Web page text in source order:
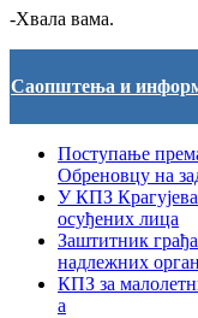
-Хвала вама.
Саопштења и
Поступање
Обреновцу на
У КПЗ
осуђених лица
Заштитник
надлежних
КПЗ за
а